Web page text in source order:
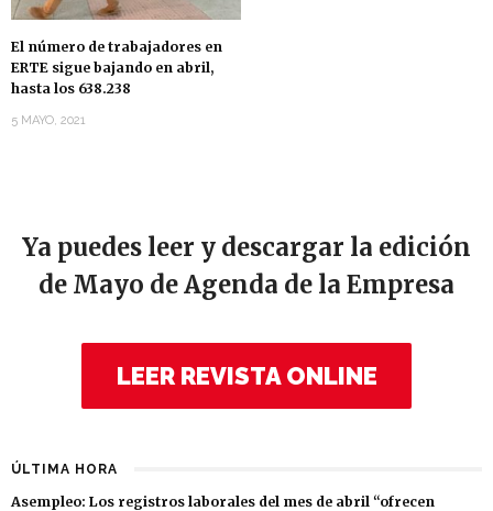
El número de trabajadores en
ERTE sigue bajando en abril,
hasta los 638.238
5 MAYO, 2021
Ya puedes leer y descargar la edición
de Mayo de Agenda de la Empresa
LEER REVISTA ONLINE
ÚLTIMA HORA
Asempleo: Los registros laborales del mes de abril “ofrecen